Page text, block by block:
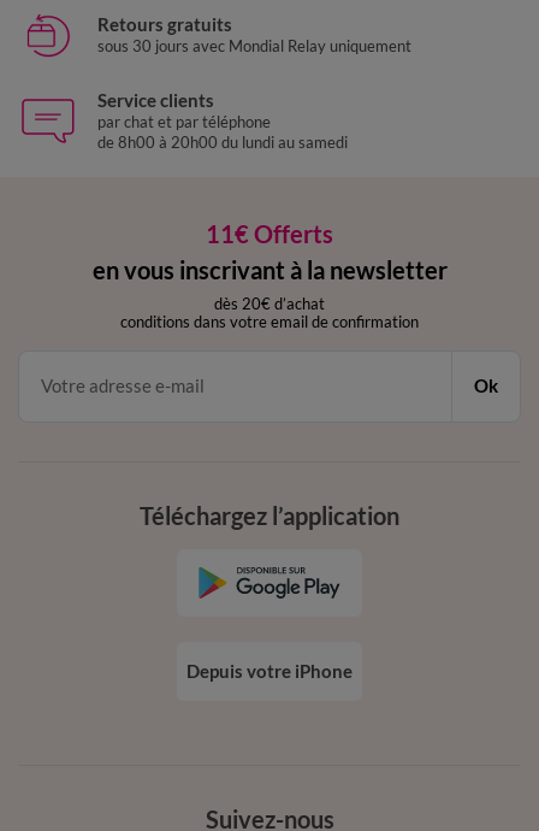
Retours gratuits
sous 30 jours avec Mondial Relay uniquement
Service clients
par chat et par téléphone
de 8h00 à 20h00 du lundi au samedi
11€ Offerts
en vous inscrivant à la newsletter
dès 20€ d’achat
conditions dans votre email de confirmation
Ok
Suivez-nous
Téléchargez l’application
Depuis votre iPhone